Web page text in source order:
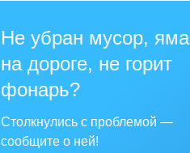
Не убран мусор, яма
на дороге, не горит
фонарь?
Столкнулись с проблемой —
сообщите о ней!